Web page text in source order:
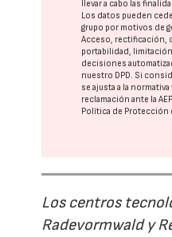
llevar a cabo las
Los datos pueden
grupo por motivos de
Acceso, rectificación,
portabilidad,
decisiones
nuestro DPD. Si
se ajusta a la
reclamación ante la
Política de Protección
Los centros
Radevormwald y